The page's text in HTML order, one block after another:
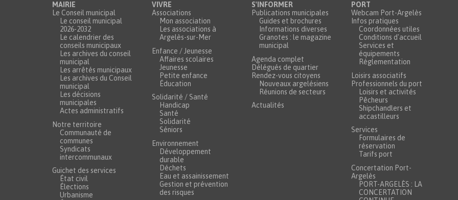
MAIRIE
Le Conseil municipal
Le conseil municipal
2026-2032
Le calendrier des
conseils municipaux
Les archives du conseil
municipal
Les arrêtés municipaux
Les archives du Conseil
municipal
Les décisions
municipales
Actes administratifs
Notre territoire
Communauté de
communes
Syndicats
intercommunaux
Guichet des services
État civil
Élections
Urbanisme
VIVRE
Associations
Mon association
Les associations à
Argelès-sur-Mer
Enfance / Jeunesse
Affaires scolaires
Jeunesse
Petite enfance
Éducation
Solidarité / Santé
Handicap
Santé
Solidarité
Séniors
Environnement
Développement
durable
Déchets
Eau et assainissement
Gestion et prévention
des risques
S'INFORMER
Publications municipales
Guides et brochures
Informations diverses
Granotes : le magazine
municipal
Agenda complet
Délégués de quartier
Rendez-vous citoyens
Nouveaux argelésiens
Réunions de secteurs
Actualités
PORT
Webcam Port-Argelès
Infos pratiques
Coordonnées utiles
Conditions d'accueil
Services et
équipements
Réglementation
Loisirs associatifs
Professionnels du port
Loisirs et activités
Pêcheurs
Shipchandlers et
accastilleurs
Services
Formulaires de
réservation
Tarifs port
Concertation Port-
Argelès
PORT-ARGELÈS : LA
CONCERTATION